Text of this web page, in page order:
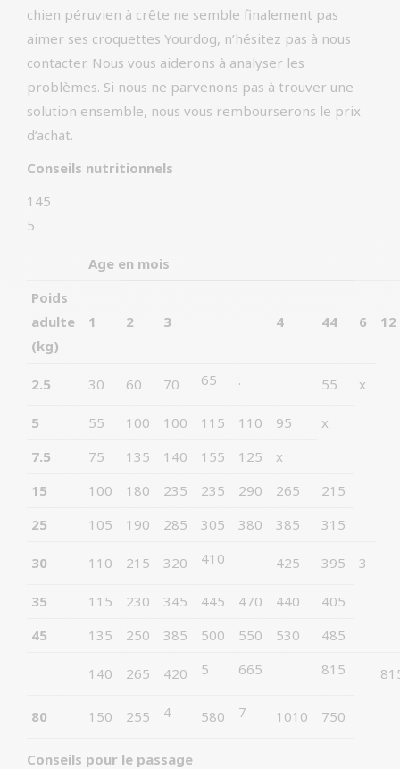
chien péruvien à crête ne semble finalement pas
aimer ses croquettes Yourdog, n’hésitez pas à nous
contacter. Nous vous aiderons à analyser les
problèmes. Si nous ne parvenons pas à trouver une
solution ensemble, nous vous rembourserons le prix
d’achat.
Conseils nutritionnels
145
5
Age en mois
Poids
adulte
(kg)
1 2 3 4 44 6 12
2.5 30 60 70 65 . 55 x
5 55 100 100 115 110 95
x
7.5
75 135 140 155 125
x
15
100 180 235 235 290 265
215
25
105 190 285 305 380 385 315
30 110 215 320 410 425 395 3
35 115 230 345 445 470 440
405
45
135 250 385 500 550 530 485
140 265 420 5 665 815
80 150 255 4 580 7 1010 750
Conseils pour le passage